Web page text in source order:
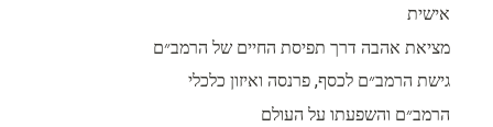
אישית
מציאת אהבה דרך תפיסת החיים של הרמב״ם
גישת הרמב״ם לכסף, פרנסה ואיזון כלכלי
הרמב״ם והשפעתו על העולם